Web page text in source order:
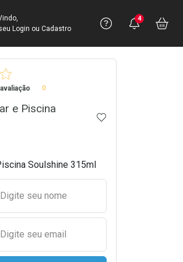
sua Conta
Login ou Cadastro
Precisa
Ver Recursos
Você
4
0
e Piscina
ADICIONAR AOS
Soulshine 315ml
Preencher nome e email
Digite seu nome
Digite seu email